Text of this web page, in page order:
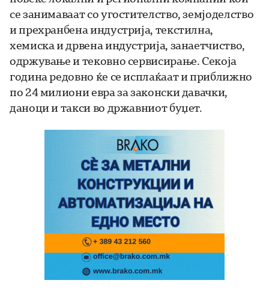
се занимаваат со угостителство, земјоделство
и прехранбена индустрија, текстилна,
хемиска и дрвена индустрија, занаетчиство,
одржување и тековно сервисирање. Секоја
година редовно ќе се исплаќаат и приближно
по 24 милиони евра за законски давачки,
даноци и такси во државниот буџет.